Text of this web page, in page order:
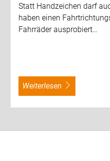
Statt Handzeichen darf
haben einen
Fahrräder ausprobiert…
weiterlesen